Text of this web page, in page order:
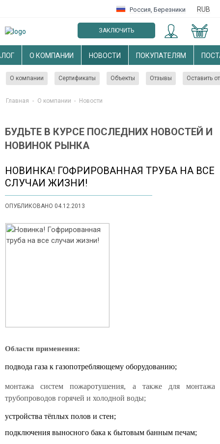
Россия, Березники RUB
ЗАКЛЮЧИТЬ
ОПТОВЫЙ ДОГОВОР
О КОМПАНИИ НОВОСТИ ПОКУПАТЕЛЯМ
О компании Сертификаты Объекты Отзывы Оставить
Главная - О компании - Новости
БУДЬТЕ В КУРСЕ ПОСЛЕДНИХ НОВОСТЕЙ И
НОВИНОК РЫНКА
НОВИНКА! ГОФРИРОВАННАЯ ТРУБА НА ВСЕ
СЛУЧАИ ЖИЗНИ!
ОПУБЛИКОВАНО 04.12.2013
Области применения:
подвода газа к газопотребляющему оборудованию;
монтажа систем пожаротушения, а также для монтажа
трубопроводов горячей и холодной воды;
устройства тёплых полов и стен;
подключения выносного бака к бытовым банным печам;